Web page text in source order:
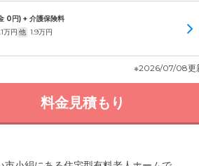
0 円) + 介護保険料
万円 他 1.9万円
※2026/07/08更
料金見積もり